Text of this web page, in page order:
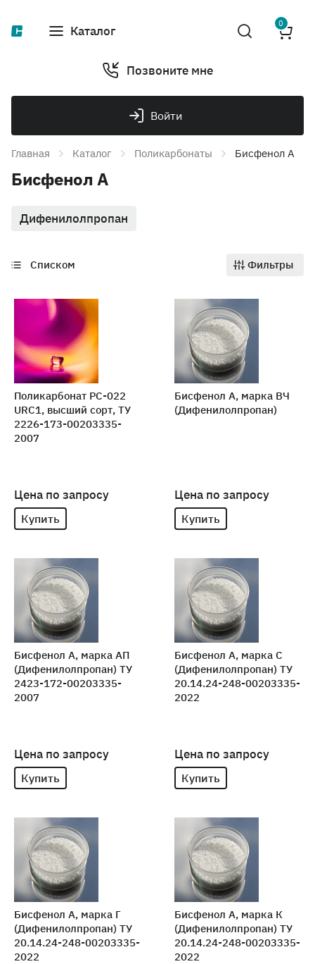
Каталог 0
Позвоните мне
Войти
Главная Каталог Поликарбонаты Бисфенол А
Бисфенол А
Дифенилолпропан
Списком Фильтры
Поликарбонат PC-022
URC1, высший сорт, ТУ
2226-173-00203335-
2007
Цена по запросу
Купить
Бисфенол А, марка ВЧ
(Дифенилолпропан)
Цена по запросу
Купить
Бисфенол А, марка АП
(Дифенилолпропан) ТУ
2423-172-00203335-
2007
Цена по запросу
Купить
Бисфенол А, марка С
(Дифенилолпропан) ТУ
20.14.24-248-00203335-
2022
Цена по запросу
Купить
Бисфенол А, марка Г
(Дифенилолпропан) ТУ
20.14.24-248-00203335-
2022
Бисфенол А, марка К
(Дифенилолпропан) ТУ
20.14.24-248-00203335-
2022